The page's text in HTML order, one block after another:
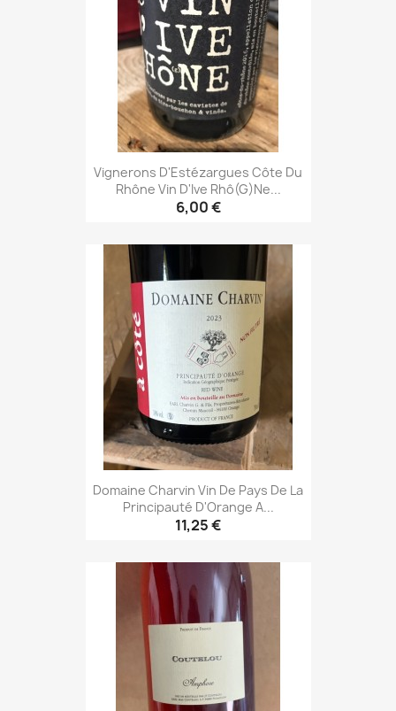
Vignerons D'Estézargues Côte Du
Rhône Vin D'Ive Rhô(g)ne...
6,00 €
Domaine Charvin Vin De Pays De La
Principauté D'Orange A...
11,25 €